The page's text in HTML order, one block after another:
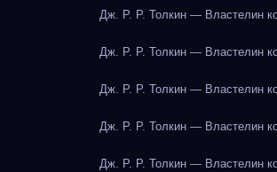
Дж. Р. Р. Толкин — Властелин
Дж. Р. Р. Толкин — Властелин
Дж. Р. Р. Толкин — Властелин
Дж. Р. Р. Толкин — Властелин
Дж. Р. Р. Толкин — Властелин